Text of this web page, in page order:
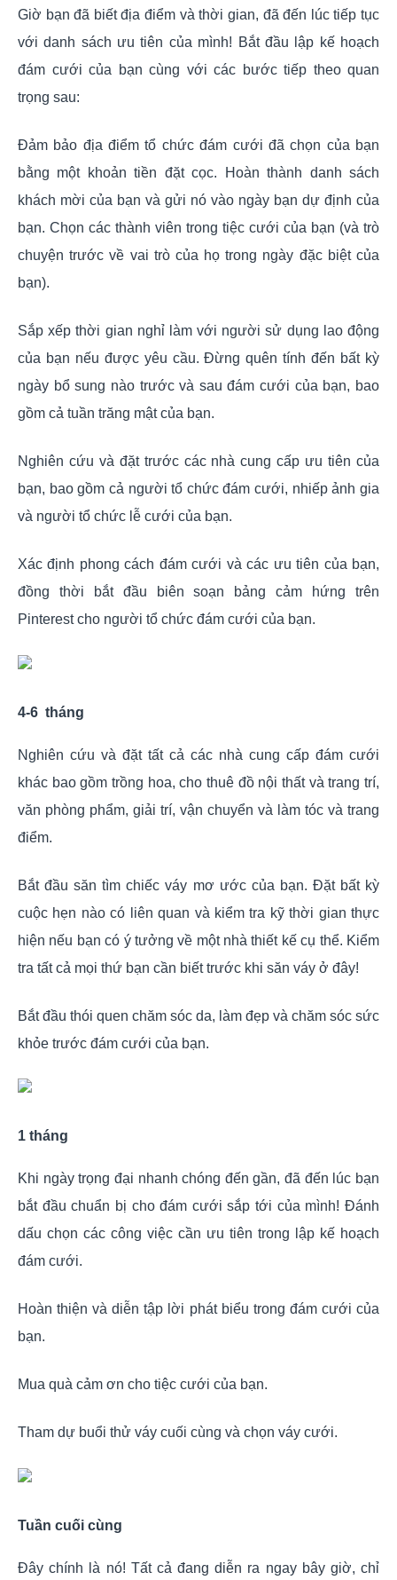
Giờ bạn đã biết địa điểm và thời gian, đã đến lúc tiếp tục
với danh sách ưu tiên của mình! Bắt đầu lập kế hoạch
đám cưới của bạn cùng với các bước tiếp theo quan
trọng sau:
Đảm bảo địa điểm tổ chức đám cưới đã chọn của bạn
bằng một khoản tiền đặt cọc. Hoàn thành danh sách
khách mời của bạn và gửi nó vào ngày bạn dự định của
bạn. Chọn các thành viên trong tiệc cưới của bạn (và trò
chuyện trước về vai trò của họ trong ngày đặc biệt của
bạn).
Sắp xếp thời gian nghỉ làm với người sử dụng lao động
của bạn nếu được yêu cầu. Đừng quên tính đến bất kỳ
ngày bổ sung nào trước và sau đám cưới của bạn, bao
gồm cả tuần trăng mật của bạn.
Nghiên cứu và đặt trước các nhà cung cấp ưu tiên của
bạn, bao gồm cả người tổ chức đám cưới, nhiếp ảnh gia
và người tổ chức lễ cưới của bạn.
Xác định phong cách đám cưới và các ưu tiên của bạn,
đồng thời bắt đầu biên soạn bảng cảm hứng trên
Pinterest cho người tổ chức đám cưới của bạn.
4-6 tháng
Nghiên cứu và đặt tất cả các nhà cung cấp đám cưới
khác bao gồm trồng hoa, cho thuê đồ nội thất và trang trí,
văn phòng phẩm, giải trí, vận chuyển và làm tóc và trang
điểm.
Bắt đầu săn tìm chiếc váy mơ ước của bạn. Đặt bất kỳ
cuộc hẹn nào có liên quan và kiểm tra kỹ thời gian thực
hiện nếu bạn có ý tưởng về một nhà thiết kế cụ thể. Kiểm
tra tất cả mọi thứ bạn cần biết trước khi săn váy ở đây!
Bắt đầu thói quen chăm sóc da, làm đẹp và chăm sóc sức
khỏe trước đám cưới của bạn.
1 tháng
Khi ngày trọng đại nhanh chóng đến gần, đã đến lúc bạn
bắt đầu chuẩn bị cho đám cưới sắp tới của mình! Đánh
dấu chọn các công việc cần ưu tiên trong lập kế hoạch
đám cưới.
Hoàn thiện và diễn tập lời phát biểu trong đám cưới của
bạn.
Mua quà cảm ơn cho tiệc cưới của bạn.
Tham dự buổi thử váy cuối cùng và chọn váy cưới.
Tuần cuối cùng
Đây chính là nó! Tất cả đang diễn ra ngay bây giờ, chỉ